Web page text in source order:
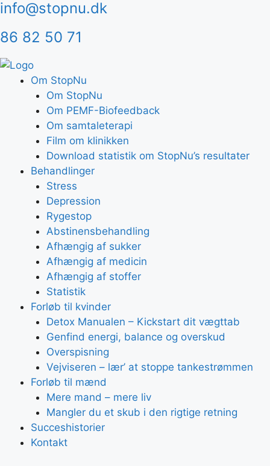
Hop
indhold
info@stopnu.dk
86 82 50 71
Om StopNu
Om StopNu
Om PEMF-Biofeedback
Om samtaleterapi
Film om klinikken
Download statistik om StopNu’s resultater
Behandlinger
Stress
Depression
Rygestop
Abstinensbehandling
Afhængig af sukker
Afhængig af medicin
Afhængig af stoffer
Statistik
Forløb til kvinder
Detox Manualen – Kickstart dit vægttab
Genfind energi, balance og overskud
Overspisning
Vejviseren – lær’ at stoppe tankestrømmen
Forløb til mænd
Mere mand – mere liv
Mangler du et skub i den rigtige retning
Succeshistorier
Kontakt